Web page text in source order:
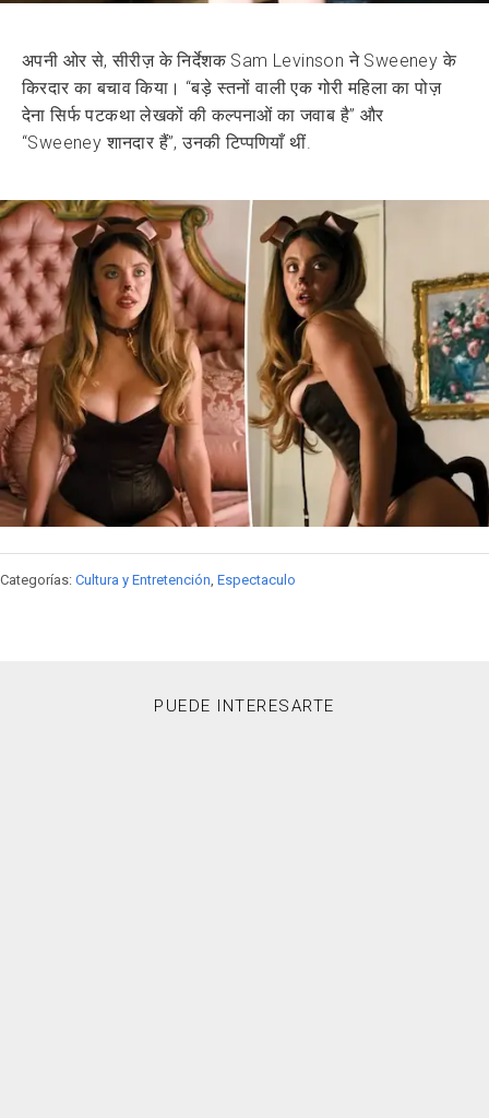
अपनी ओर से, सीरीज़ के निर्देशक Sam Levinson ने Sweeney के
किरदार का बचाव किया। “बड़े स्तनों वाली एक गोरी महिला का पोज़
देना सिर्फ पटकथा लेखकों की कल्पनाओं का जवाब है” और
“Sweeney शानदार हैं”, उनकी टिप्पणियाँ थीं.
Categorías: Cultura y Entretención Espectaculo
PUEDE INTERESARTE